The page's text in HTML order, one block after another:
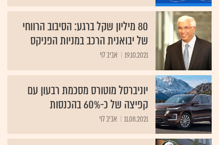
80 מיליון שקל ברגע: הסיבוב הרווחי
של יבואנית הרכב במניות הפניקס
19.10.2021 אביב לוי
יוניברסל מוטורס מסכמת רבעון עם
קפיצה של כ-60% בהכנסות
11.08.2021 אביב לוי